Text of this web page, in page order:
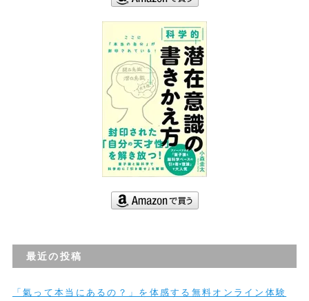
最近の投稿
「氣って本当にあるの？」を体感する無料オンライン体験